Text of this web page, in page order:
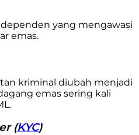
yang mengawasi
emas.
kriminal diubah menjadi
emas sering kali
(KYC)